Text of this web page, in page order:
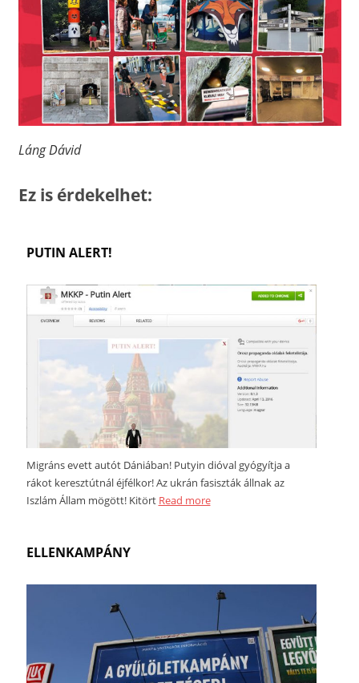
Láng Dávid
Ez is érdekelhet:
PUTIN ALERT!
Migráns evett autót Dániában! Putyin dióval gyógyítja a
rákot keresztútnál éjfélkor! Az ukrán fasiszták állnak az
Iszlám Állam mögött! Kitört Read more
ELLENKAMPÁNY